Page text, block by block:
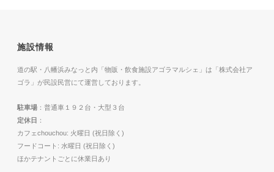
施設情報
道の駅・八幡浜みなっと内「物販・飲食施設アゴラマルシェ」は「株式会社ア
ゴラ」が民設民営にて運営しております。
駐車場 ：普通車１９２台・大型３台
定休日 ：
カフェchouchou: 火曜日 (祝日除く)
フードコート: 水曜日 (祝日除く)
ほかテナントごとに休業日あり